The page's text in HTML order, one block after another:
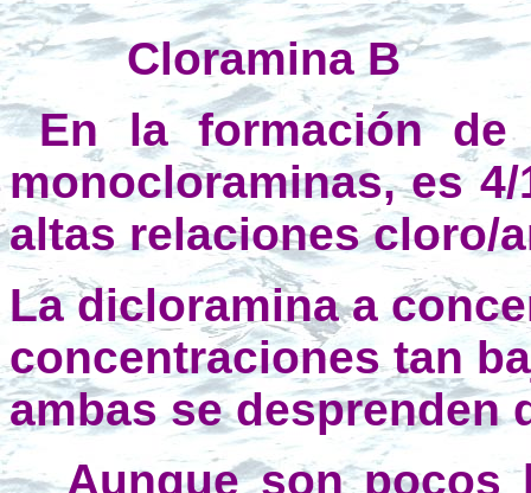
Cloramina B
En la formación de
monocloraminas, es
altas relaciones cloro/
La dicloramina a
concentraciones tan
ambas se desprenden
Aunque son pocos